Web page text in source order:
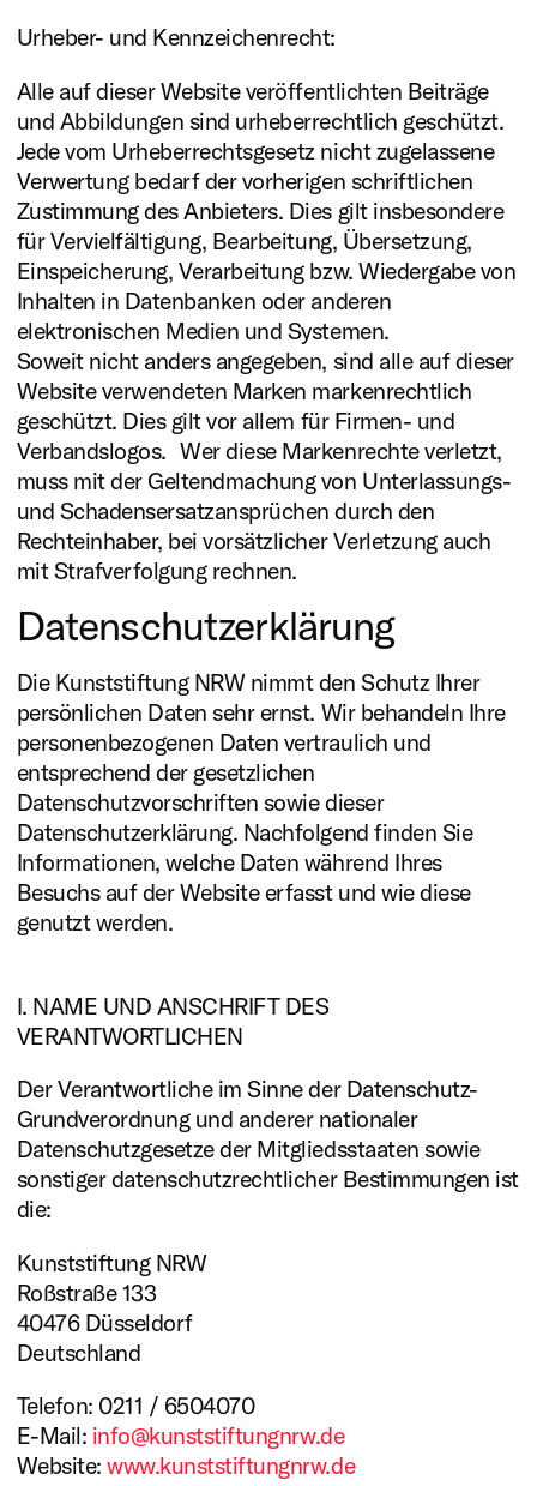
Urheber- und Kennzeichenrecht:
Alle auf dieser Website veröffentlichten Beiträge
und Abbildungen sind urheberrechtlich geschützt.
Jede vom Urheberrechtsgesetz nicht zugelassene
Verwertung bedarf der vorherigen schriftlichen
Zustimmung des Anbieters. Dies gilt insbesondere
für Vervielfältigung, Bearbeitung, Übersetzung,
Einspeicherung, Verarbeitung bzw. Wiedergabe von
Inhalten in Datenbanken oder anderen
elektronischen Medien und Systemen.
Soweit nicht anders angegeben, sind alle auf dieser
Website verwendeten Marken markenrechtlich
geschützt. Dies gilt vor allem für Firmen- und
Verbandslogos. Wer diese Markenrechte verletzt,
muss mit der Geltendmachung von Unterlassungs-
und Schadensersatzansprüchen durch den
Rechteinhaber, bei vorsätzlicher Verletzung auch
mit Strafverfolgung rechnen.
Datenschutzerklärung
Die Kunststiftung NRW nimmt den Schutz Ihrer
persönlichen Daten sehr ernst. Wir behandeln Ihre
personenbezogenen Daten vertraulich und
entsprechend der gesetzlichen
Datenschutzvorschriften sowie dieser
Datenschutzerklärung. Nachfolgend finden Sie
Informationen, welche Daten während Ihres
Besuchs auf der Website erfasst und wie diese
genutzt werden.
I. NAME UND ANSCHRIFT DES
VERANTWORTLICHEN
Der Verantwortliche im Sinne der Datenschutz-
Grundverordnung und anderer nationaler
Datenschutzgesetze der Mitgliedsstaaten sowie
sonstiger datenschutzrechtlicher Bestimmungen ist
die:
Kunststiftung NRW
Roßstraße 133
40476 Düsseldorf
Deutschland
Telefon: 0211 / 6504070
E-Mail: info@kunststiftungnrw.de
Website:www.kunststiftungnrw.de